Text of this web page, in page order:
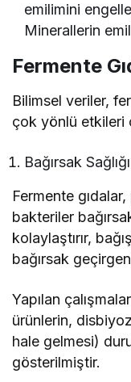
emilimini
Minerallerin
Fermente
Bilimsel veriler,
çok yönlü etkileri
Bağırsak
Fermente
bakteriler
kolaylaştırır,
bağırsak
Yapılan
ürünlerin,
hale gelmesi)
gösterilmiştir.